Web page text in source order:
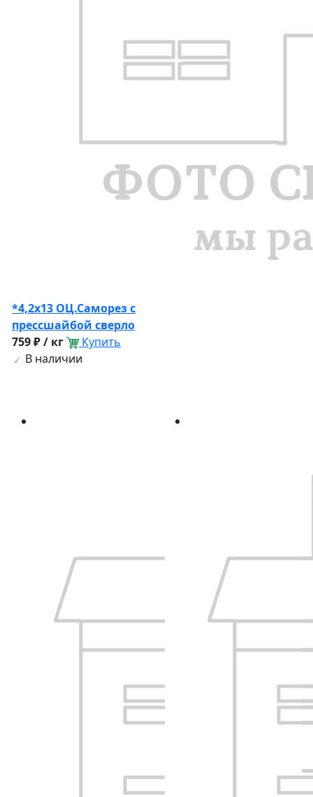
*4,2х13 ОЦ.Саморез с
прессшайбой сверло
759 ₽ / кг
Купить
В наличии